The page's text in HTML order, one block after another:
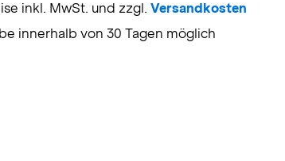
inkl. MwSt. und zzgl. Versandkosten
innerhalb von 30 Tagen möglich